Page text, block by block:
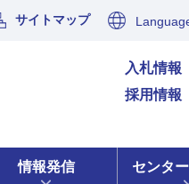
サイトマップ
入札情報
採用情報
情報発信 センタ